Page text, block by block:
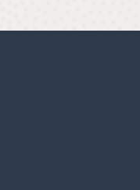
トゥモロー・ネット